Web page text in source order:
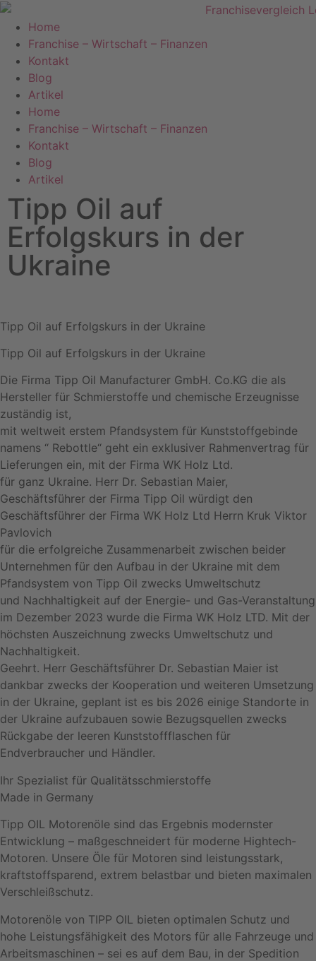
Home
Franchise – Wirtschaft – Finanzen
Kontakt
Blog
Artikel
Home
Franchise – Wirtschaft – Finanzen
Kontakt
Blog
Artikel
Tipp Oil auf
Erfolgskurs in der
Ukraine
Tipp Oil auf Erfolgskurs in der Ukraine
Tipp Oil auf Erfolgskurs in der Ukraine
Die Firma Tipp Oil Manufacturer GmbH. Co.KG die als
Hersteller für Schmierstoffe und chemische Erzeugnisse
zuständig ist,
mit weltweit erstem Pfandsystem für Kunststoffgebinde
namens “ Rebottle“ geht ein exklusiver Rahmenvertrag für
Lieferungen ein, mit der Firma WK Holz Ltd.
für ganz Ukraine. Herr Dr. Sebastian Maier,
Geschäftsführer der Firma Tipp Oil würdigt den
Geschäftsführer der Firma WK Holz Ltd Herrn Kruk Viktor
Pavlovich
für die erfolgreiche Zusammenarbeit zwischen beider
Unternehmen für den Aufbau in der Ukraine mit dem
Pfandsystem von Tipp Oil zwecks Umweltschutz
und Nachhaltigkeit auf der Energie- und Gas-Veranstaltung
im Dezember 2023 wurde die Firma WK Holz LTD. Mit der
höchsten Auszeichnung zwecks Umweltschutz und
Nachhaltigkeit.
Geehrt. Herr Geschäftsführer Dr. Sebastian Maier ist
dankbar zwecks der Kooperation und weiteren Umsetzung
in der Ukraine, geplant ist es bis 2026 einige Standorte in
der Ukraine aufzubauen sowie Bezugsquellen zwecks
Rückgabe der leeren Kunststoffflaschen für
Endverbraucher und Händler.
Ihr Spezialist für Qualitätsschmierstoffe
Made in Germany
Tipp OIL Motorenöle sind das Ergebnis modernster
Entwicklung – maßgeschneidert für moderne Hightech-
Motoren. Unsere Öle für Motoren sind leistungsstark,
kraftstoffsparend, extrem belastbar und bieten maximalen
Verschleißschutz.
Motorenöle von TIPP OIL bieten optimalen Schutz und
hohe Leistungsfähigkeit des Motors für alle Fahrzeuge und
Arbeitsmaschinen – sei es auf dem Bau, in der Spedition